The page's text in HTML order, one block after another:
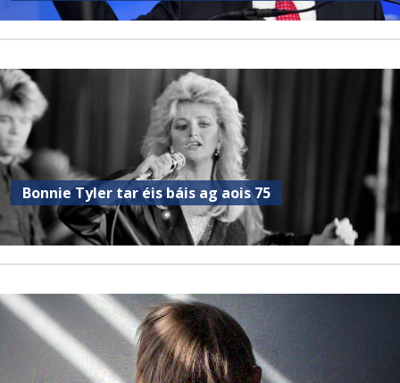
Bonnie Tyler tar éis báis ag aois 75